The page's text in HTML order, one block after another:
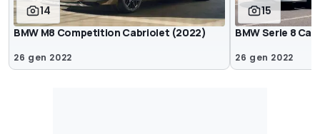
14
BMW M8 Competition Cabriolet (2022)
26 gen 2022
15
BMW Serie 8
26 gen 2022